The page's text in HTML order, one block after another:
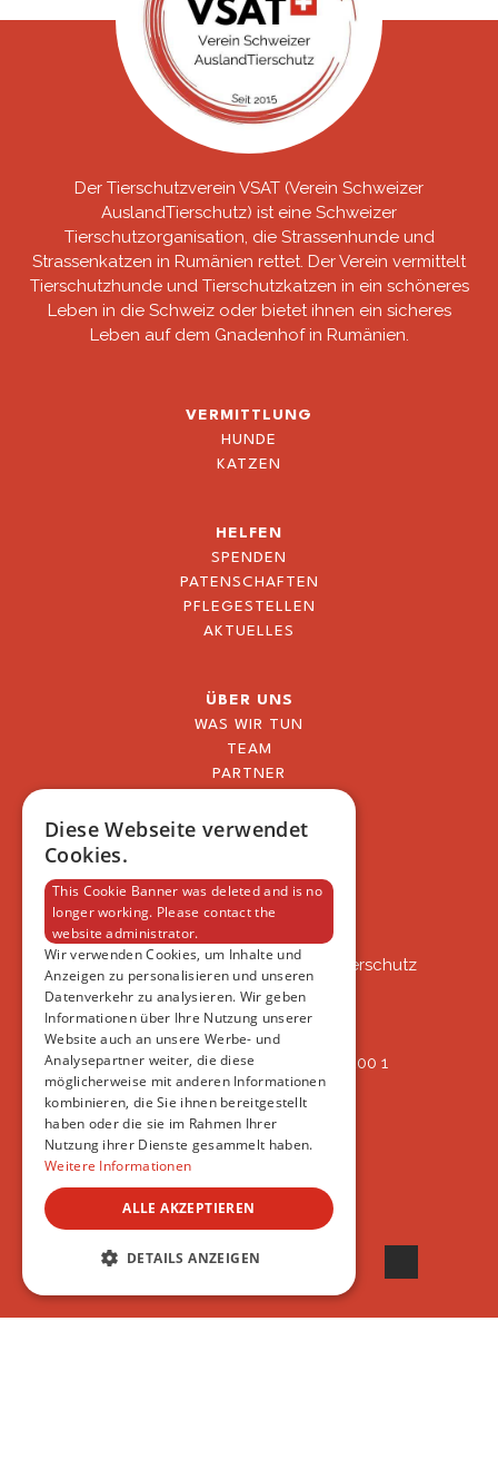
Der Tierschutzverein VSAT (Verein Schweizer
AuslandTierschutz) ist eine Schweizer
Tierschutzorganisation, die Strassenhunde und
Strassenkatzen in Rumänien rettet. Der Verein vermittelt
Tierschutzhunde und Tierschutzkatzen in ein schöneres
Leben in die Schweiz oder bietet ihnen ein sicheres
Leben auf dem Gnadenhof in Rumänien.
VERMITTLUNG
HUNDE
KATZEN
HELFEN
SPENDEN
PATENSCHAFTEN
PFLEGESTELLEN
AKTUELLES
ÜBER UNS
WAS WIR TUN
TEAM
PARTNER
FAQ
VSAT
VSAT - Verein Schweizer Auslandtierschutz
Oberlangnauerstrasse 13b
9562 Märwil
IBAN: CH82 00 78 4297 8786 7200 1
ERREICHBAR
AB 17:45
+41 44 594 66 25
© 2022 VSAT
Diese Webseite verwendet
Cookies.
This Cookie Banner was deleted and is no
longer working. Please contact the
website administrator.
Wir verwenden Cookies, um Inhalte und
Anzeigen zu personalisieren und unseren
Datenverkehr zu analysieren. Wir geben
Informationen über Ihre Nutzung unserer
Website auch an unsere Werbe- und
Analysepartner weiter, die diese
möglicherweise mit anderen Informationen
kombinieren, die Sie ihnen bereitgestellt
haben oder die sie im Rahmen Ihrer
Nutzung ihrer Dienste gesammelt haben.
Weitere Informationen
ALLE AKZEPTIEREN
DETAILS ANZEIGEN
UNBEDINGT ERFORDERLICH